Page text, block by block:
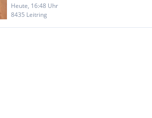
Heute, 16:48 Uhr
8435 Leitring